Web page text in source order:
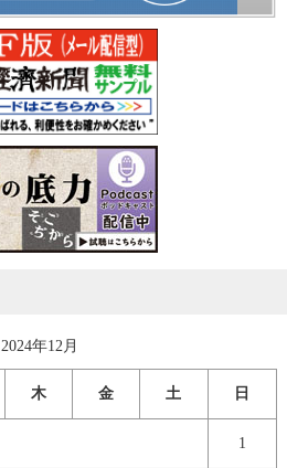
2024年12月
木 金 土 日
1